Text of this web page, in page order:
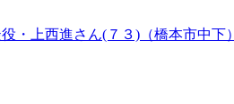
・上西進さん(７３)（橋本市中下）